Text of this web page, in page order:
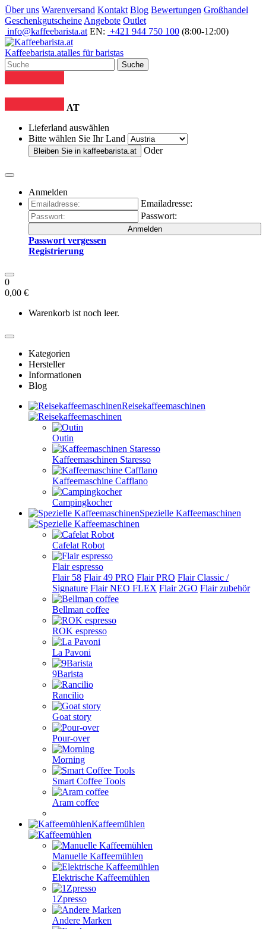
Über uns Warenversand Kontakt Blog Bewertungen Großhandel
Geschenkgutscheine Angebote Outlet
info@kaffeebarista.at EN: +421 944 750 100 (8:00-12:00)
Kaffeebarista.atalles für baristas
Suche
AT
Lieferland auswählen
Bitte wählen Sie Ihr Land
Bleiben Sie in kaffeebarista.at Oder
Anmelden
Emailadresse:
Passwort:
Anmelden
Passwort vergessen
Registrierung
0
0,00 €
Warenkorb ist noch leer.
Kategorien
Hersteller
Informationen
Blog
Reisekaffeemaschinen
Outin
Kaffeemaschinen Staresso
Kaffeemaschine Cafflano
Campingkocher
Spezielle Kaffeemaschinen
Cafelat Robot
Flair espresso
Flair 58 Flair 49 PRO Flair PRO Flair Classic /
Signature Flair NEO FLEX Flair 2GO Flair zubehör
Bellman coffee
ROK espresso
La Pavoni
9Barista
Rancilio
Goat story
Pour-over
Morning
Smart Coffee Tools
Aram coffee
Kaffeemühlen
Manuelle Kaffeemühlen
Elektrische Kaffeemühlen
1Zpresso
Andere Marken